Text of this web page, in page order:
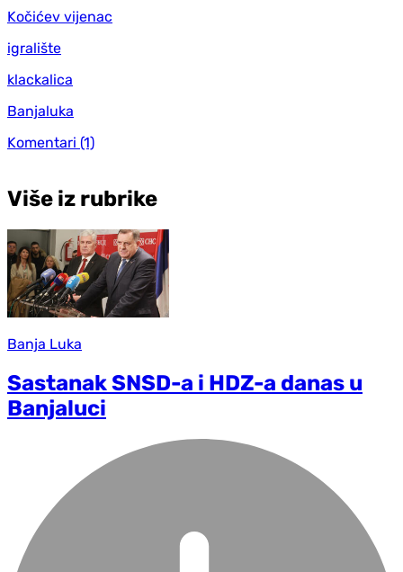
Kočićev vijenac
igralište
klackalica
Banjaluka
Komentari (1)
Više iz rubrike
Banja Luka
Sastanak SNSD-a i HDZ-a danas u
Banjaluci